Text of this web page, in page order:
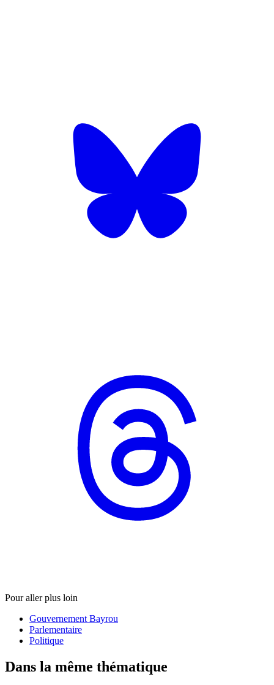
Pour aller plus loin
Gouvernement Bayrou
Parlementaire
Politique
Dans la même thématique